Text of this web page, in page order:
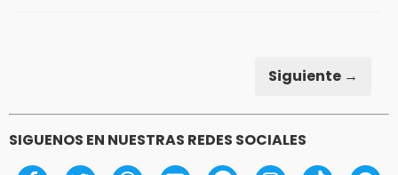
Siguiente →
SIGUENOS EN NUESTRAS REDES SOCIALES